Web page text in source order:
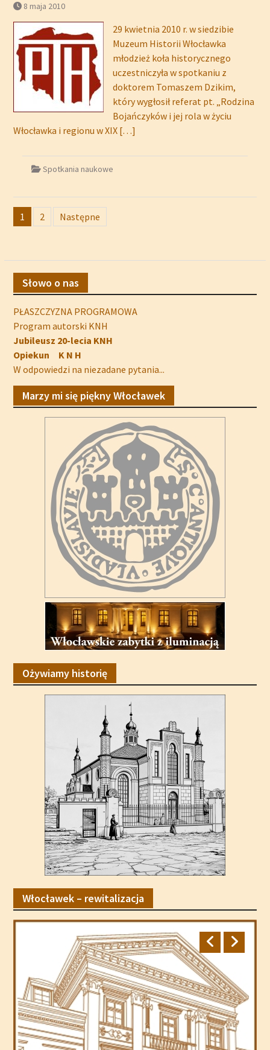
8 maja 2010
29 kwietnia 2010 r. w siedzibie
Muzeum Historii Włocławka
młodzież koła historycznego
uczestniczyła w spotkaniu z
doktorem Tomaszem Dzikim,
który wygłosił referat pt. „Rodzina
Bojańczyków i jej rola w życiu
Włocławka i regionu w XIX […]
Spotkania naukowe
Stronicowanie
wpisów
1 2 Następne
Słowo o nas
PŁASZCZYZNA PROGRAMOWA
Program autorski KNH
Jubileusz 20-lecia KNH
Opiekun K N H
W odpowiedzi na niezadane pytania...
Marzy mi się piękny Włocławek
Ożywiamy historię
Włocławek – rewitalizacja